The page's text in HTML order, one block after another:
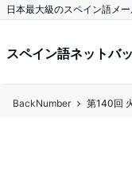
日本最大級のスペイン語メ
スペイン語ネットバ
BackNumber 第140回